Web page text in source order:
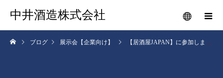
中井酒造株式会社
ブログ 展示会【企業向け】 【居酒屋JAPAN】に参加します！